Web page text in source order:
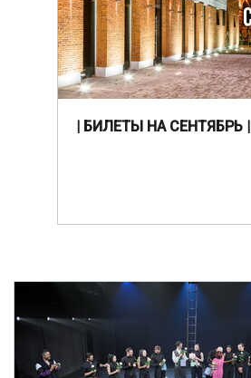
| БИЛЕТЫ НА СЕНТЯБРЬ |